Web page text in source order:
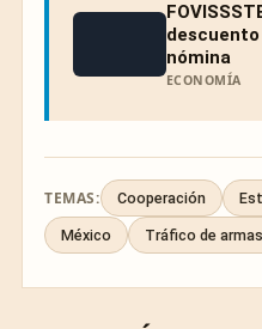
nómina
ECONOMÍA
TEMAS: Cooperación
México Tráfico de armas